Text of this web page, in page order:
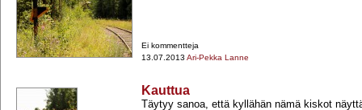
Ei kommentteja
13.07.2013 Ari-Pekka Lanne
Kauttua
Täytyy sanoa, että kyllähän nämä kiskot